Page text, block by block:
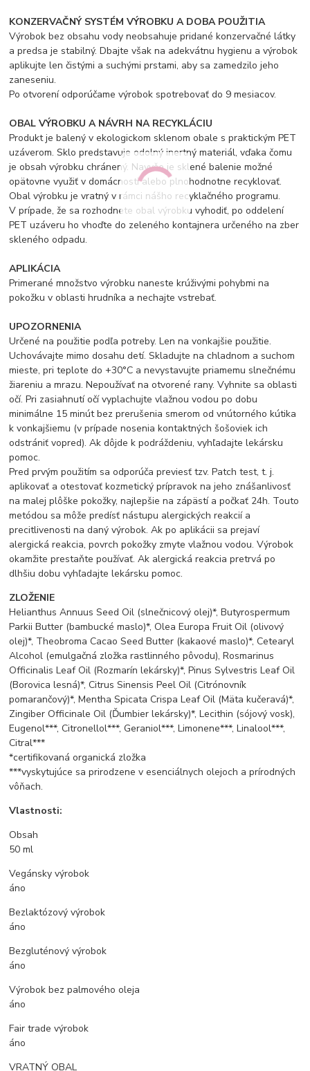
KONZERVAČNÝ SYSTÉM VÝROBKU A DOBA POUŽITIA
Výrobok bez obsahu vody neobsahuje pridané konzervačné látky
a predsa je stabilný. Dbajte však na adekvátnu hygienu a výrobok
aplikujte len čistými a suchými prstami, aby sa zamedzilo jeho
zaneseniu.
Po otvorení odporúčame výrobok spotrebovať do 9 mesiacov.
OBAL VÝROBKU A NÁVRH NA RECYKLÁCIU
Produkt je balený v ekologickom sklenom obale s praktickým PET
uzáverom. Sklo predstavuje odolný inertný materiál, vďaka čomu
je obsah výrobku chránený. Navyše je sklené balenie možné
opätovne využiť v domácnosti alebo plnohodnotne recyklovať.
Obal výrobku je vratný v rámci nášho recyklačného programu.
V prípade, že sa rozhodnete obal výrobku vyhodiť, po oddelení
PET uzáveru ho vhoďte do zeleného kontajnera určeného na zber
skleného odpadu.
APLIKÁCIA
Primerané množstvo výrobku naneste krúživými pohybmi na
pokožku v oblasti hrudníka a nechajte vstrebať.
UPOZORNENIA
Určené na použitie podľa potreby. Len na vonkajšie použitie.
Uchovávajte mimo dosahu detí. Skladujte na chladnom a suchom
mieste, pri teplote do +30°C a nevystavujte priamemu slnečnému
žiareniu a mrazu. Nepoužívať na otvorené rany. Vyhnite sa oblasti
očí. Pri zasiahnutí očí vyplachujte vlažnou vodou po dobu
minimálne 15 minút bez prerušenia smerom od vnútorného kútika
k vonkajšiemu (v prípade nosenia kontaktných šošoviek ich
odstrániť vopred). Ak dôjde k podráždeniu, vyhľadajte lekársku
pomoc.
Pred prvým použitím sa odporúča previesť tzv. Patch test, t. j.
aplikovať a otestovať kozmetický prípravok na jeho znášanlivosť
na malej plôške pokožky, najlepšie na zápästí a počkať 24h. Touto
metódou sa môže predísť nástupu alergických reakcií a
precitlivenosti na daný výrobok. Ak po aplikácii sa prejaví
alergická reakcia, povrch pokožky zmyte vlažnou vodou. Výrobok
okamžite prestaňte používať. Ak alergická reakcia pretrvá po
dlhšiu dobu vyhľadajte lekársku pomoc.
ZLOŽENIE
Helianthus Annuus Seed Oil (slnečnicový olej)*, Butyrospermum
Parkii Butter (bambucké maslo)*, Olea Europa Fruit Oil (olivový
olej)*, Theobroma Cacao Seed Butter (kakaové maslo)*, Cetearyl
Alcohol (emulgačná zložka rastlinného pôvodu), Rosmarinus
Officinalis Leaf Oil (Rozmarín lekársky)*, Pinus Sylvestris Leaf Oil
(Borovica lesná)*, Citrus Sinensis Peel Oil (Citrónovník
pomarančový)*, Mentha Spicata Crispa Leaf Oil (Mäta kučeravá)*,
Zingiber Officinale Oil (Ďumbier lekársky)*, Lecithin (sójový vosk),
Eugenol***, Citronellol***, Geraniol***, Limonene***, Linalool***,
Citral***
*certifikovaná organická zložka
***vyskytujúce sa prirodzene v esenciálnych olejoch a prírodných
vôňach.
Vlastnosti:
Obsah
50 ml
Vegánsky výrobok
áno
Bezlaktózový výrobok
áno
Bezgluténový výrobok
áno
Výrobok bez palmového oleja
áno
Fair trade výrobok
áno
VRATNÝ OBAL